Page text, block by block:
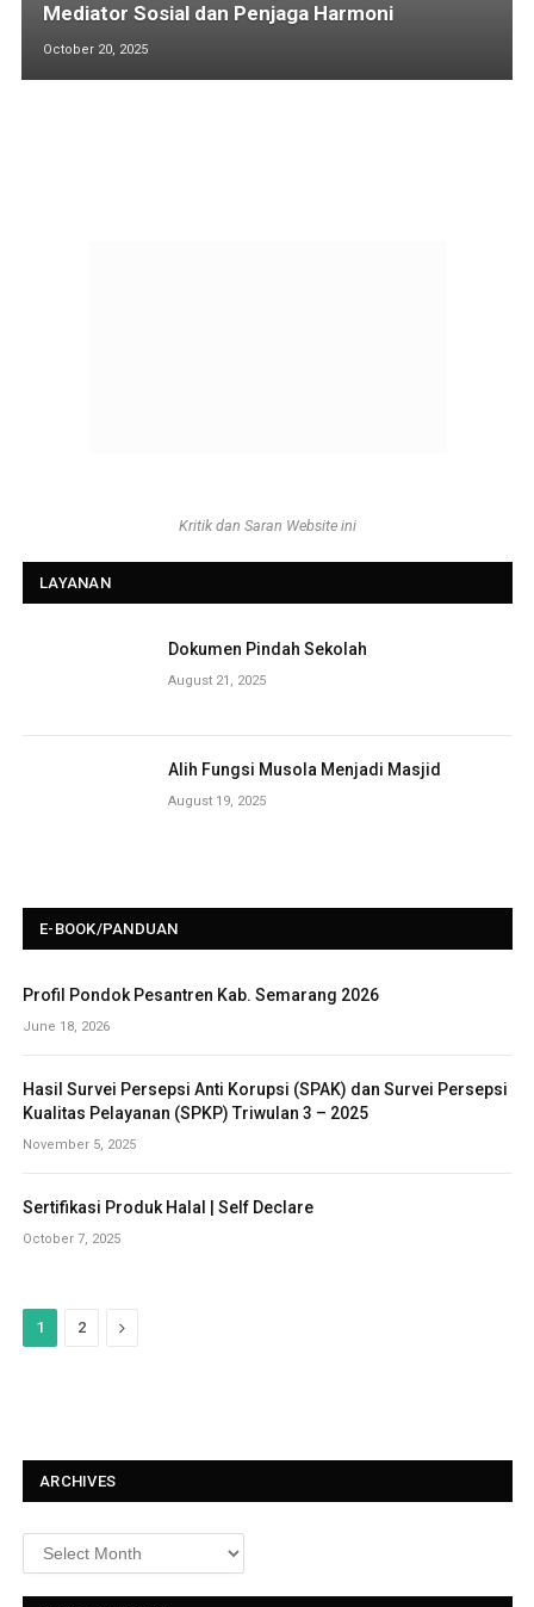
Mediator Sosial dan Penjaga Harmoni
October 20, 2025
Kritik dan Saran Website ini
LAYANAN
Dokumen Pindah Sekolah
August 21, 2025
Alih Fungsi Musola Menjadi Masjid
August 19, 2025
E-BOOK/PANDUAN
Profil Pondok Pesantren Kab. Semarang 2026
June 18, 2026
Hasil Survei Persepsi Anti Korupsi (SPAK) dan Survei Persepsi
Kualitas Pelayanan (SPKP) Triwulan 3 – 2025
November 5, 2025
Sertifikasi Produk Halal | Self Declare
October 7, 2025
1 2
N
ARCHIVES